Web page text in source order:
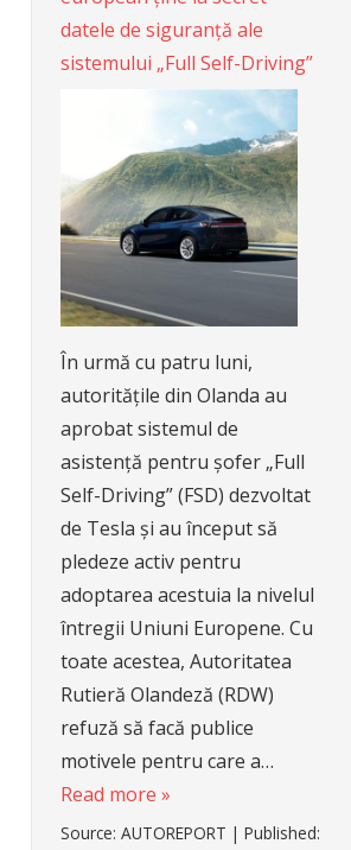
datele de siguranță ale
sistemului „Full Self-Driving”
În urmă cu patru luni,
autoritățile din Olanda au
aprobat sistemul de
asistență pentru șofer „Full
Self-Driving” (FSD) dezvoltat
de Tesla și au început să
pledeze activ pentru
adoptarea acestuia la nivelul
întregii Uniuni Europene. Cu
toate acestea, Autoritatea
Rutieră Olandeză (RDW)
refuză să facă publice
motivele pentru care a…
Read more »
Source:AUTOREPORT |Published: